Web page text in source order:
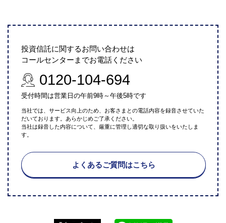
投資信託に関するお問い合わせは
コールセンターまでお電話ください
0120-104-694
受付時間は営業日の午前9時～午後5時です
当社では、サービス向上のため、お客さまとの電話内容を録音させていた
だいております。あらかじめご了承ください。
当社は録音した内容について、厳重に管理し適切な取り扱いをいたしま
す。
よくあるご質問はこちら